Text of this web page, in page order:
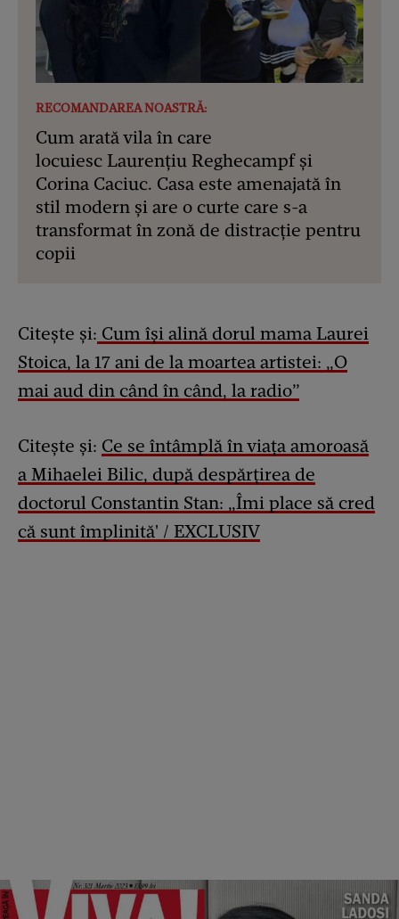
RECOMANDAREA NOASTRĂ:
Cum arată vila în care
locuiesc Laurențiu Reghecampf și
Corina Caciuc. Casa este amenajată în
stil modern și are o curte care s-a
transformat în zonă de distracție pentru
copii
Citește și: Cum își alină dorul mama Laurei
Stoica, la 17 ani de la moartea artistei: „O
mai aud din când în când, la radio”
Citește și: Ce se întâmplă în viața amoroasă
a Mihaelei Bilic, după despărțirea de
doctorul Constantin Stan: „Îmi place să cred
că sunt împlinită' / EXCLUSIV